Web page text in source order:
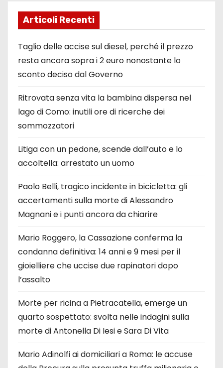
Articoli Recenti
Taglio delle accise sul diesel, perché il prezzo
resta ancora sopra i 2 euro nonostante lo
sconto deciso dal Governo
Ritrovata senza vita la bambina dispersa nel
lago di Como: inutili ore di ricerche dei
sommozzatori
Litiga con un pedone, scende dall’auto e lo
accoltella: arrestato un uomo
Paolo Belli, tragico incidente in bicicletta: gli
accertamenti sulla morte di Alessandro
Magnani e i punti ancora da chiarire
Mario Roggero, la Cassazione conferma la
condanna definitiva: 14 anni e 9 mesi per il
gioielliere che uccise due rapinatori dopo
l’assalto
Morte per ricina a Pietracatella, emerge un
quarto sospettato: svolta nelle indagini sulla
morte di Antonella Di Iesi e Sara Di Vita
Mario Adinolfi ai domiciliari a Roma: le accuse